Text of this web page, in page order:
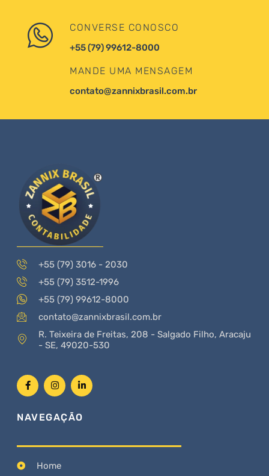
CONVERSE CONOSCO
+55 (79) 99612-8000
MANDE UMA MENSAGEM
contato@zannixbrasil.com.br
+55 (79) 3016 - 2030
+55 (79) 3512-1996
+55 (79) 99612-8000
contato@zannixbrasil.com.br
R. Teixeira de Freitas, 208 - Salgado Filho, Aracaju
- SE, 49020-530
NAVEGAÇÃO
Home